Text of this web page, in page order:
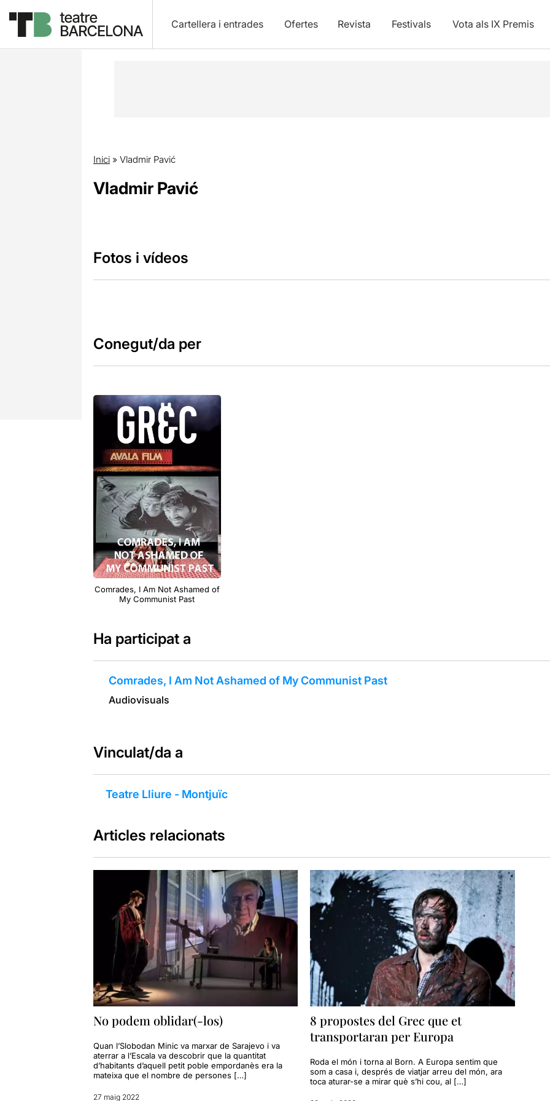
Cartellera i entrades Ofertes Revista Festivals Vota als IX Premis
Inici» Vladmir Pavić
Vladmir Pavić
Fotos i vídeos
Conegut/da per
Comrades, I Am Not Ashamed of
My Communist Past
Ha participat a
Comrades, I Am Not Ashamed of My Communist Past
Audiovisuals
Vinculat/da a
Teatre Lliure - Montjuïc
Articles relacionats
No podem oblidar(-los)
Quan l’Slobodan Minic va marxar de Sarajevo i va
aterrar a l’Escala va descobrir que la quantitat
d’habitants d’aquell petit poble empordanès era la
mateixa que el nombre de persones […]
27 maig 2022
8 propostes del Grec que et
transportaran per Europa
Roda el món i torna al Born. A Europa sentim que
som a casa i, després de viatjar arreu del món, ara
toca aturar-se a mirar què s’hi cou, al […]